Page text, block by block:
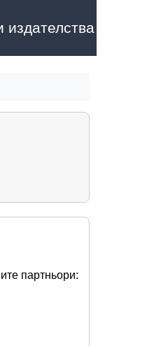
издателства
партньори: